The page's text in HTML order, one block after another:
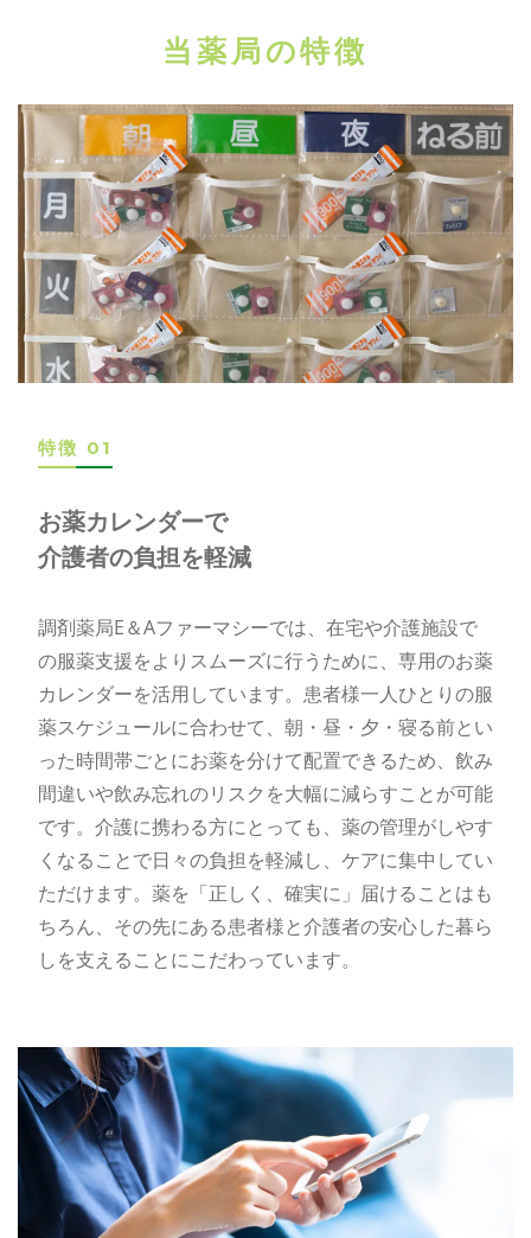
当薬局の特徴
特徴 01
お薬カレンダーで
介護者の負担を軽減
調剤薬局E＆Aファーマシーでは、在宅や介護施設で
の服薬支援をよりスムーズに行うために、専用のお薬
カレンダーを活用しています。患者様一人ひとりの服
薬スケジュールに合わせて、朝・昼・夕・寝る前とい
った時間帯ごとにお薬を分けて配置できるため、飲み
間違いや飲み忘れのリスクを大幅に減らすことが可能
です。介護に携わる方にとっても、薬の管理がしやす
くなることで日々の負担を軽減し、ケアに集中してい
ただけます。薬を「正しく、確実に」届けることはも
ちろん、その先にある患者様と介護者の安心した暮ら
しを支えることにこだわっています。